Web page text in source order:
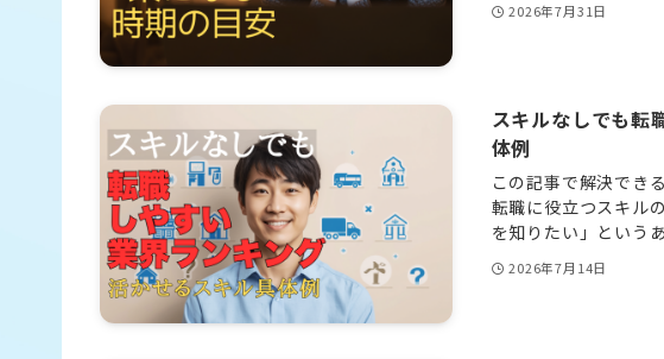
2026年7月31日
スキルなしでも転
体例
この記事で解決でき
転職に役立つスキル
を知りたい」という
2026年7月14日